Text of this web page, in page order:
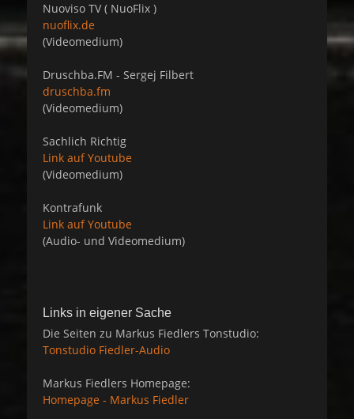
Nuoviso TV ( NuoFlix )
nuoflix.de
(Videomedium)
Druschba.FM - Sergej Filbert
druschba.fm
(Videomedium)
Sachlich Richtig
Link auf Youtube
(Videomedium)
Kontrafunk
Link auf Youtube
(Audio- und Videomedium)
Links in eigener Sache
Die Seiten zu Markus Fiedlers Tonstudio:
Tonstudio Fiedler-Audio
Markus Fiedlers Homepage:
Homepage - Markus Fiedler